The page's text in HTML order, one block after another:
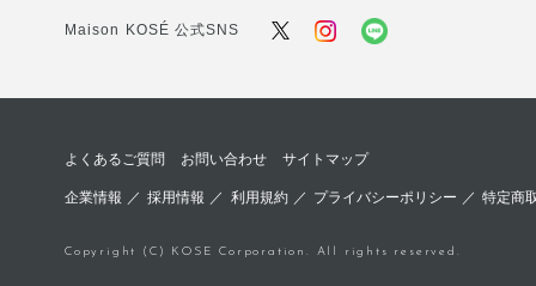
Maison KOSÉ 公式SNS
よくあるご質問 お問い合わせ サイトマップ
企業情報 ／採用情報 ／ 利用規約／ プライバシーポリシー ／ 特定商
Copyright (C) KOSE Corporation. All rights reserved.